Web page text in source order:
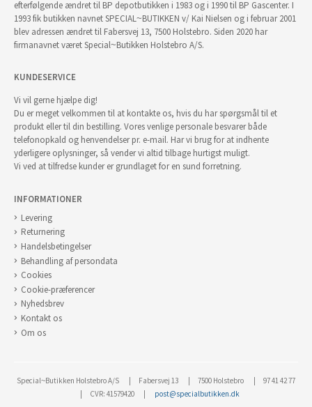
efterfølgende ændret til BP depotbutikken i 1983 og i 1990 til BP Gascenter. I
1993 fik butikken navnet SPECIAL~BUTIKKEN v/ Kai Nielsen og i februar 2001
blev adressen ændret til Fabersvej 13, 7500 Holstebro. Siden 2020 har
firmanavnet været Special~Butikken Holstebro A/S.
KUNDESERVICE
Vi vil gerne hjælpe dig!
Du er meget velkommen til at kontakte os, hvis du har spørgsmål til et
produkt eller til din bestilling. Vores venlige personale besvarer både
telefonopkald og henvendelser pr. e-mail. Har vi brug for at indhente
yderligere oplysninger, så vender vi altid tilbage hurtigst muligt.
Vi ved at tilfredse kunder er grundlaget for en sund forretning.
INFORMATIONER
Levering
Returnering
Handelsbetingelser
Behandling af persondata
Cookies
Cookie-præferencer
Nyhedsbrev
Kontakt os
Om os
Special~Butikken Holstebro A/S Fabersvej 13 7500 Holstebro
97 41 42 77
CVR: 41579420
post@specialbutikken.dk